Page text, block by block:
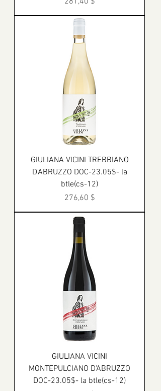
GIULIANA VICINI TREBBIANO
D'ABRUZZO DOC-23.05$- la
btle(cs-12)
Prix
276,60 $
GIULIANA VICINI
MONTEPULCIANO D'ABRUZZO
DOC-23.05$- la btle(cs-12)